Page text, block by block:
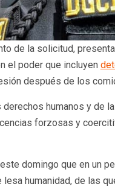
de la solicitud,
el poder que incluyen
después de los
humanos y de
forzosas y
domingo que en un
humanidad, de las